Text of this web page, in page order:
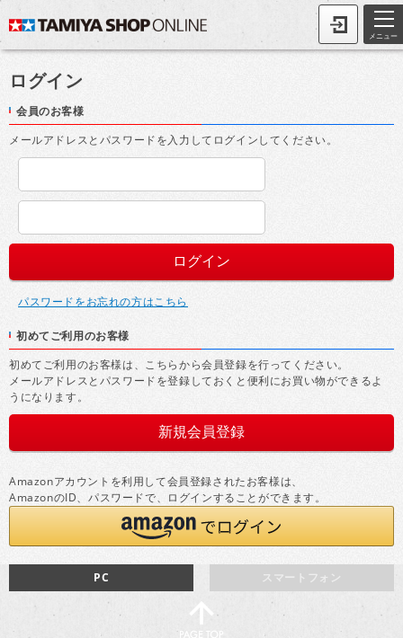
メニュー
ログイン
会員のお客様
メールアドレスとパスワードを入力してログインしてください。
パスワードをお忘れの方はこちら
初めてご利用のお客様
初めてご利用のお客様は、こちらから会員登録を行ってください。
メールアドレスとパスワードを登録しておくと便利にお買い物ができるよ
うになります。
Amazonアカウントを利用して会員登録されたお客様は、
AmazonのID、パスワードで、ログインすることができます。
スマートフォン
PC